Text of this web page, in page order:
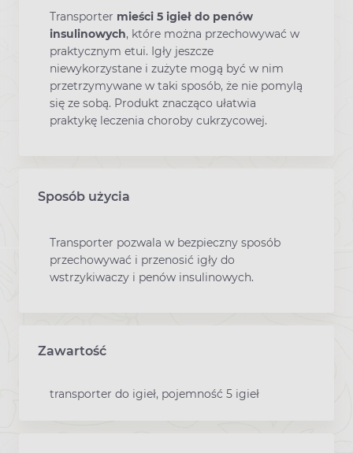
Transporter mieści 5 igieł do penów
insulinowych, które można przechowywać w
praktycznym etui. Igły jeszcze
niewykorzystane i zużyte mogą być w nim
przetrzymywane w taki sposób, że nie pomylą
się ze sobą. Produkt znacząco ułatwia
praktykę leczenia choroby cukrzycowej.
Sposób użycia
Transporter pozwala w bezpieczny sposób
przechowywać i przenosić igły do
wstrzykiwaczy i penów insulinowych.
Zawartość
transporter do igieł, pojemność 5 igieł